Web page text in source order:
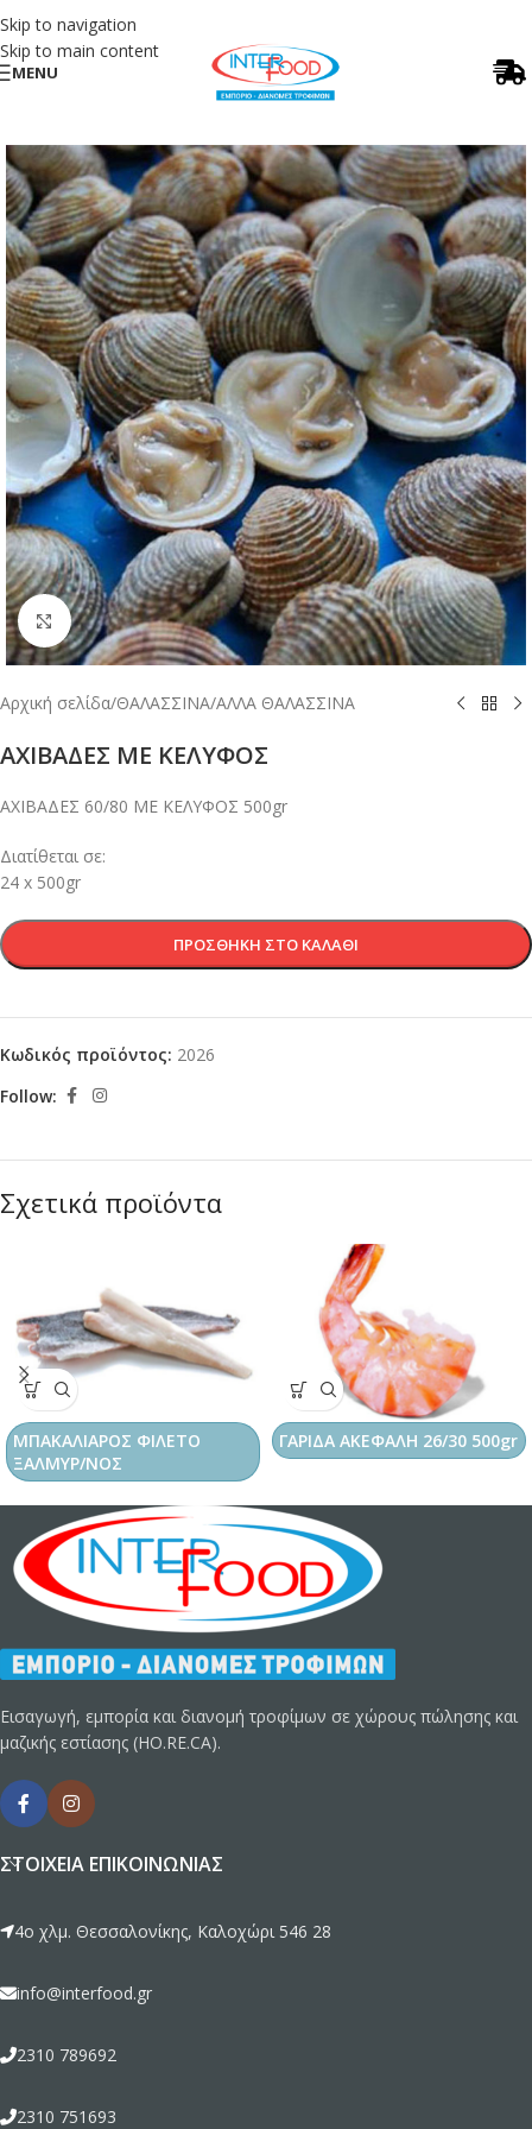
Skip to navigation
Skip to main content
MENU
Κλικ για μεγέθυνση
Αρχική σελίδα/ΘΑΛΑΣΣΙΝΑ/ΑΛΛΑ ΘΑΛΑΣΣΙΝΑ
ΑΧΙΒΑΔΕΣ ΜΕ ΚΕΛΥΦΟΣ
ΑΧΙΒΑΔΕΣ 60/80 ΜΕ ΚΕΛΥΦΟΣ 500gr
Διατίθεται σε:
24 x 500gr
ΠΡΟΣΘΉΚΗ ΣΤΟ ΚΑΛΆΘΙ
Κωδικός προϊόντος: 2026
Follow:
Σχετικά προϊόντα
ΜΠΑΚΑΛΙΑΡΟΣ ΦΙΛΕΤΟ
ΞΑΛΜΥΡ/ΝΟΣ
ΓΑΡΙΔA ΑΚΕΦΑΛΗ 26/30 500gr
Εισαγωγή, εμπορία και διανομή τροφίμων σε χώρους πώλησης και
μαζικής εστίασης (HO.RE.CA).
ΣΤΟΙΧΕΊΑ ΕΠΙΚΟΙΝΩΝΊΑΣ
4ο χλμ. Θεσσαλονίκης, Καλοχώρι 546 28
info@interfood.gr
2310 789692
2310 751693